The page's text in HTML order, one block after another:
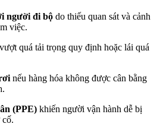
người đi bộ do thiếu quan sát và cảnh
việc.
quá tải trọng quy định hoặc lái quá
nếu hàng hóa không được cân bằng
(PPE) khiến người vận hành dễ bị